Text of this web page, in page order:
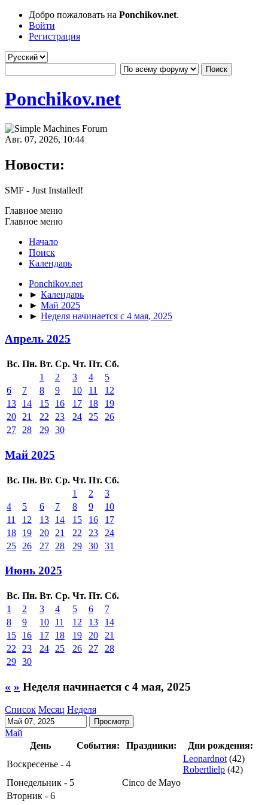
Добро пожаловать на Ponchikov.net.
Войти
Регистрация
Ponchikov.net
Авг. 07, 2026, 10:44
Новости:
SMF - Just Installed!
Главное меню
Главное меню
Начало
Поиск
Календарь
Ponchikov.net
► Календарь
► Май 2025
► Неделя начинается с 4 мая, 2025
Апрель 2025
Вс. Пн. Вт. Ср. Чт. Пт. Сб.
1
2 3 4
5
6
7 8 9 10 11
12
13
14 15 16 17 18
19
20
21 22 23 24 25
26
27
28 29 30
Май 2025
Вс. Пн. Вт. Ср. Чт. Пт. Сб.
1
2
3
4
5 6 7 8 9
10
11
12 13 14 15 16
17
18
19 20 21 22 23
24
25
26 27 28 29 30 31
Июнь 2025
Вс. Пн. Вт. Ср. Чт. Пт. Сб.
1
2 3 4 5 6
7
8
9 10 11 12 13
14
15
16 17 18 19 20
21
22
23 24 25 26 27
28
29 30
« » Неделя начинается с 4 мая, 2025
Список Месяц Неделя
Май
День
События: Праздники:
Дни рождения:
Воскресенье - 4
Leonardnot(42)
Robertlielp (42)
Понедельник - 5
Cinco de Mayo
Вторник - 6